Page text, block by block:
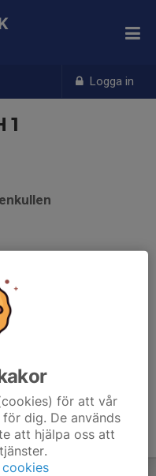
Logga in
1
för att vår
dig. De används
att hjälpa oss att
cookies